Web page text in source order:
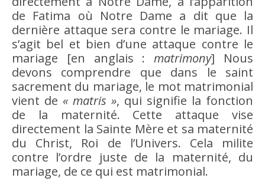
de Fatima où Notre Dame a dit que la
dernière attaque sera contre le mariage. Il
s’agit bel et bien d’une attaque contre le
mariage [en anglais :matrimony] Nous
devons comprendre que dans le saint
sacrement du mariage, le mot matrimonial
vient de « matris », qui signifie la fonction
de la maternité. Cette attaque vise
directement la Sainte Mère et sa maternité
du Christ, Roi de l’Univers. Cela milite
contre l’ordre juste de la maternité, du
mariage, de ce qui est matrimonial.